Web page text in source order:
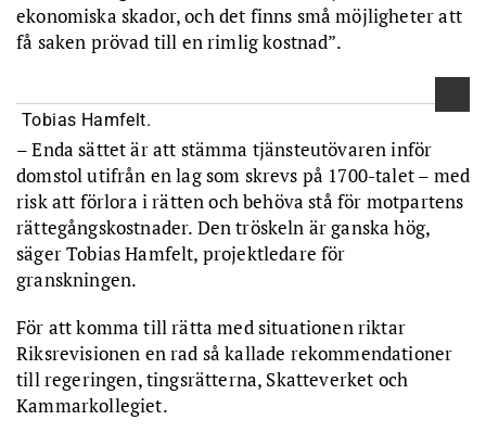
ekonomiska skador, och det finns små möjligheter att
få saken prövad till en rimlig kostnad”.
Tobias Hamfelt.
– Enda sättet är att stämma tjänsteutövaren inför
domstol utifrån en lag som skrevs på 1700-talet – med
risk att förlora i rätten och behöva stå för motpartens
rättegångskostnader. Den tröskeln är ganska hög,
säger Tobias Hamfelt, projektledare för
granskningen.
För att komma till rätta med situationen riktar
Riksrevisionen en rad så kallade rekommendationer
till regeringen, tingsrätterna, Skatteverket och
Kammarkollegiet.